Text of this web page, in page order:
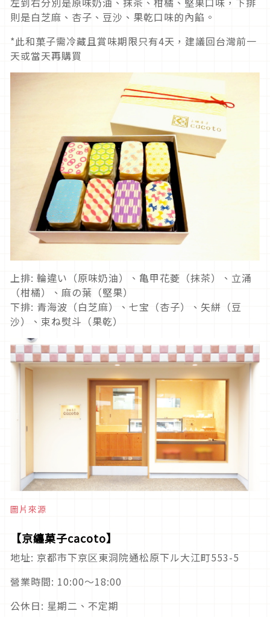
則是白芝麻、杏子、豆沙、果乾口味的內餡。
*此和菓子需冷藏且賞味期限只有4天，建議回台灣前一
天或當天再購買
上排: 輪違い（原味奶油）、亀甲花菱（抹茶）、立涌
（柑橘）、麻の葉（堅果）
下排: 青海波（白芝麻）、七宝（杏子）、矢絣（豆
沙）、束ね熨斗（果乾）
圖片來源
【京纏菓子cacoto】
地址: 京都市下京区東洞院通松原下ル大江町553-5
營業時間: 10:00～18:00
公休日: 星期二、不定期